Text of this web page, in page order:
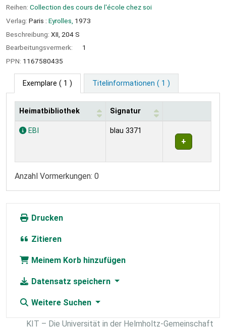
Reihen: Collection des cours de l'école chez soi
Verlag: Paris : Eyrolles, 1973
Beschreibung: XII, 204 S
Bearbeitungsvermerk:
1
PPN: 1167580435
Exemplare ( 1 ) Titelinformationen ( 1 )
Exemplare
Heimatbibliothek Signatur
EBI blau 3371
Anzahl Vormerkungen: 0
Drucken
Zitieren
Meinem Korb hinzufügen
Datensatz speichern
Weitere Suchen
KIT – Die Universität in der Helmholtz-Gemeinschaft